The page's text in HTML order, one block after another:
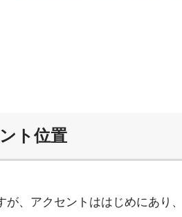
ト位置
、アクセントははじめにあり、